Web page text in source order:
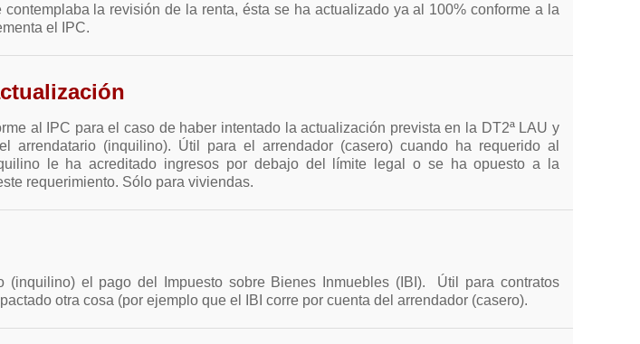
la revisión de la renta, ésta se ha actualizado ya al 100% conforme a la
el IPC.
al IPC para el caso de haber intentado la actualización prevista en la DT2ª LAU y
(inquilino). Útil para el arrendador (casero) cuando ha requerido al
le ha acreditado ingresos por debajo del límite legal o se ha opuesto a la
requerimiento. Sólo para viviendas.
(inquilino) el pago del Impuesto sobre Bienes Inmuebles (IBI). Útil para contratos
otra cosa (por ejemplo que el IBI corre por cuenta del arrendador (casero).